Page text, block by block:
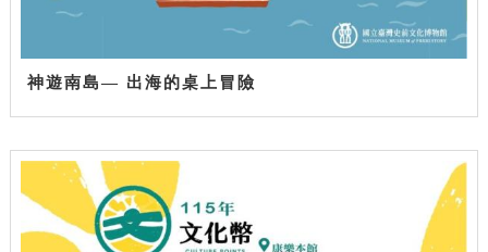
神遊南島— 出海的桌上冒險